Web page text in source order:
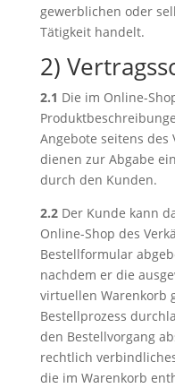
gewerblichen oder
Tätigkeit handelt.
2)
2.1 Die im Online-
Angebote seitens des
dienen zur Abgabe
durch den Kunden.
2.2Der Kunde kann
Online-Shop des
Bestellformular
nachdem er die
virtuellen Warenkorb
Bestellprozess
den Bestellvorgang
rechtlich
die im Warenkorb